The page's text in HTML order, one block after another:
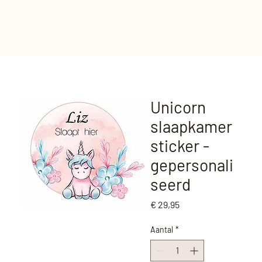
Unicorn
slaapkamer
sticker -
gepersonali
seerd
€ 29,95Prijs
Aantal *